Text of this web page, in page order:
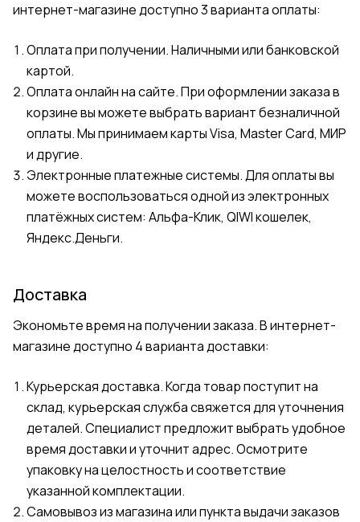
интернет-магазине доступно 3 варианта оплаты:
Оплата при получении. Наличными или банковской
картой.
Оплата онлайн на сайте. При оформлении заказа в
корзине вы можете выбрать вариант безналичной
оплаты. Мы принимаем карты Visa, Master Card, МИР
и другие.
Электронные платежные системы. Для оплаты вы
можете воспользоваться одной из электронных
платёжных систем: Альфа-Клик, QIWI кошелек,
Яндекс.Деньги.
Доставка
Экономьте время на получении заказа. В интернет-
магазине доступно 4 варианта доставки:
Курьерская доставка. Когда товар поступит на
склад, курьерская служба свяжется для уточнения
деталей. Специалист предложит выбрать удобное
время доставки и уточнит адрес. Осмотрите
упаковку на целостность и соответствие
указанной комплектации.
Самовывоз из магазина или пункта выдачи заказов